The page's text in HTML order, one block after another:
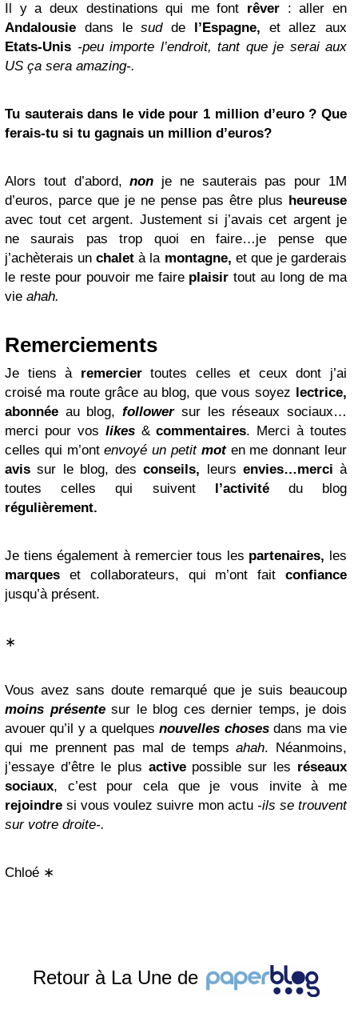
Il y a deux destinations qui me font rêver : aller en
Andalousie dans lesudde l’Espagne, et allez aux
Etats-Unis -peu importe l’endroit, tant que je serai aux
US ça sera amazing-.
Tu sauterais dans le vide pour 1 million d’euro ? Que
ferais-tu si tu gagnais un million d’euros?
Alors tout d’abord,non je ne sauterais pas pour 1M
d’euros, parce que je ne pense pas être plus heureuse
avec tout cet argent. Justement si j’avais cet argent je
ne saurais pas trop quoi en faire…je pense que
j’achèterais unchalet à la montagne, et que je garderais
le reste pour pouvoir me faire plaisir tout au long de ma
vie ahah.
Remerciements
Je tiens à remerciertoutes celles et ceux dont j’ai
croisé ma route grâce au blog, que vous soyez lectrice,
abonnée au blog,follower sur les réseaux sociaux…
merci pour vos likes &commentaires. Merci à toutes
celles qui m’ontenvoyé un petit moten me donnant leur
avis sur le blog, desconseils, leurs envies…merci à
toutes celles qui suivent l’activitédu blog
régulièrement.
Je tiens également à remercier tous les partenaires, les
marques et collaborateurs, qui m’ont faitconfiance
jusqu’à présent.
∗
Vous avez sans doute remarqué que je suis beaucoup
moins présente sur le blog ces dernier temps, je dois
avouer qu’il y a quelquesnouvelles chosesdans ma vie
qui me prennent pas mal de tempsahah. Néanmoins,
j’essaye d’être le plus activepossible sur les réseaux
sociaux, c’est pour cela que je vous invite à me
rejoindre si vous voulez suivre mon actu -ils se trouvent
sur votre droite-.
Chloé ∗
Retour à La Une de